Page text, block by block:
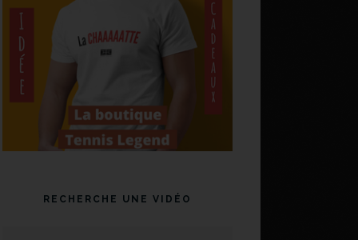
RECHERCHE UNE VIDÉO